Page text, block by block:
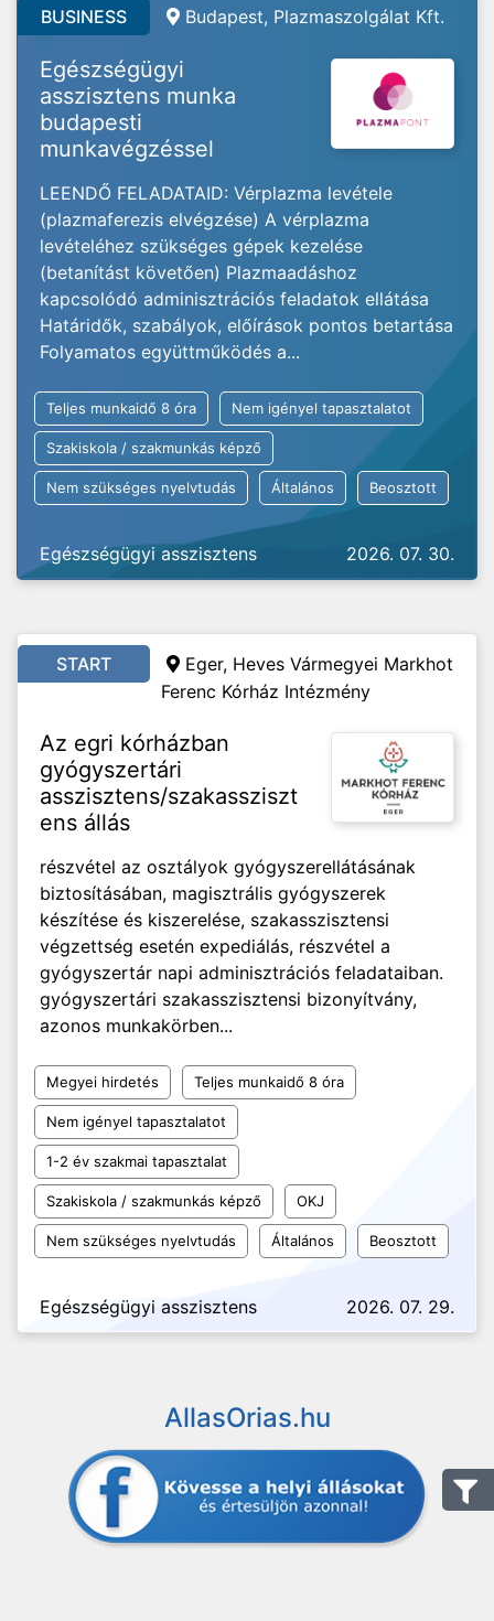
BUSINESS Budapest, Plazmaszolgálat Kft.
Egészségügyi
asszisztens munka
budapesti
munkavégzéssel
LEENDŐ FELADATAID: Vérplazma levétele
(plazmaferezis elvégzése) A vérplazma
levételéhez szükséges gépek kezelése
(betanítást követően) Plazmaadáshoz
kapcsolódó adminisztrációs feladatok ellátása
Határidők, szabályok, előírások pontos betartása
Folyamatos együttműködés a...
Teljes munkaidő 8 óra Nem igényel tapasztalatot
Szakiskola / szakmunkás képző
Nem szükséges nyelvtudás Általános Beosztott
Egészségügyi asszisztens 2026. 07. 30.
START
Eger, Heves Vármegyei Markhot
Ferenc Kórház Intézmény
Az egri kórházban
gyógyszertári
asszisztens/szakassziszt
ens állás
részvétel az osztályok gyógyszerellátásának
biztosításában, magisztrális gyógyszerek
készítése és kiszerelése, szakasszisztensi
végzettség esetén expediálás, részvétel a
gyógyszertár napi adminisztrációs feladataiban.
gyógyszertári szakasszisztensi bizonyítvány,
azonos munkakörben...
Megyei hirdetés Teljes munkaidő 8 óra
Nem igényel tapasztalatot
1-2 év szakmai tapasztalat
Szakiskola / szakmunkás képző OKJ
Nem szükséges nyelvtudás Általános Beosztott
Egészségügyi asszisztens 2026. 07. 29.
AllasOrias.hu